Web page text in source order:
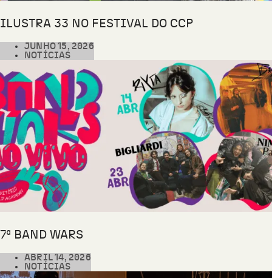
ILUSTRA 33 NO FESTIVAL DO CCP
JUNHO 15, 2026
NOTÍCIAS
7ª BAND WARS
ABRIL 14, 2026
NOTÍCIAS